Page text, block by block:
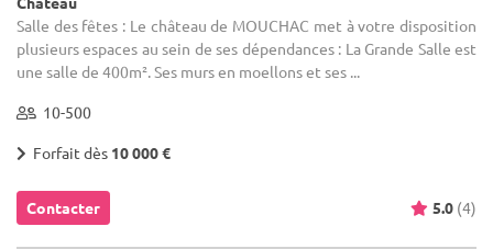
Salle des fêtes : Le château de MOUCHAC met à votre disposition
plusieurs espaces au sein de ses dépendances : La Grande Salle est
une salle de 400m². Ses murs en moellons et ses ...
10-500
Forfait dès 10 000 €
Contacter 5.0 (4)